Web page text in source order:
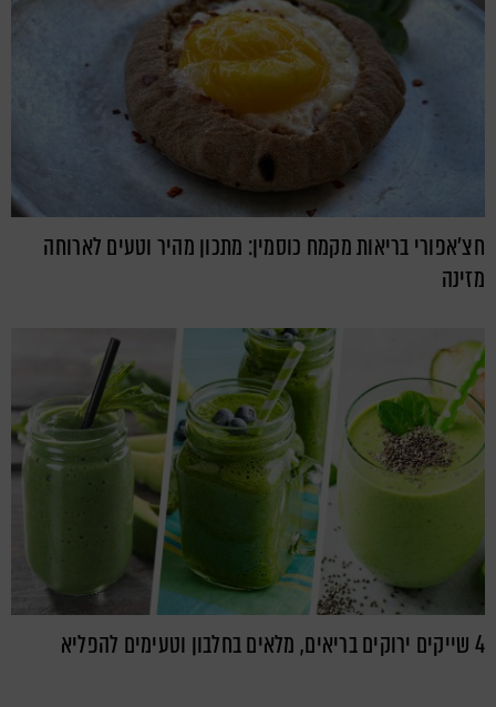
חצ'אפורי בריאות מקמח כוסמין: מתכון מהיר וטעים לארוחה
מזינה
4 שייקים ירוקים בריאים, מלאים בחלבון וטעימים להפליא